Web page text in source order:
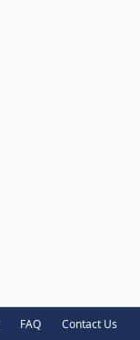
FAQ Contact Us